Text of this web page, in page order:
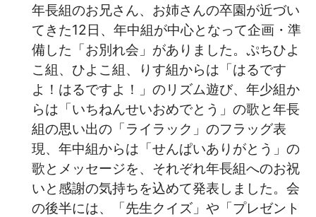
年長組のお兄さん、お姉さんの卒園が近づい
てきた12日、年中組が中心となって企画・準
備した「お別れ会」がありました。ぷちひよ
こ組、ひよこ組、りす組からは「はるです
よ！はるですよ！」のリズム遊び、年少組か
らは「いちねんせいおめでとう」の歌と年長
組の思い出の「ライラック」のフラッグ表
現、年中組からは「せんぱいありがとう」の
歌とメッセージを、それぞれ年長組へのお祝
いと感謝の気持ちを込めて発表しました。会
の後半には、「先生クイズ」や「プレゼント